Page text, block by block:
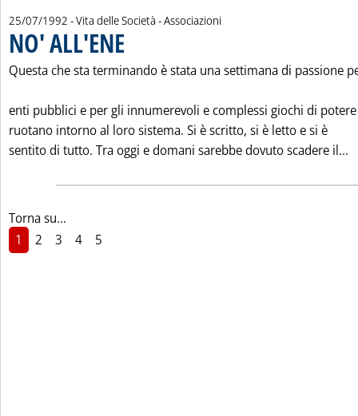
25/07/1992 - Vita delle Società - Associazioni
NO' ALL'ENE
Questa che sta terminando è stata una settimana di passione
enti pubblici e per gli innumerevoli e complessi giochi di
ruotano intorno al loro sistema. Si è scritto, si è letto e si è
sentito di tutto. Tra oggi e domani sarebbe dovuto scadere il...
Torna su...
1
2 3 4 5